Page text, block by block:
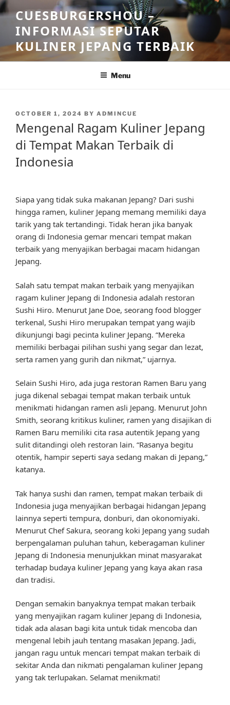
Skip
to
content
CUESBURGERSHOU –
INFORMASI SEPUTAR
KULINER JEPANG TERBAIK
Menu
POSTED
OCTOBER 1, 2024 BY ADMINCUE
Mengenal Ragam Kuliner Jepang
di Tempat Makan Terbaik di
Indonesia
Siapa yang tidak suka makanan Jepang? Dari sushi
hingga ramen, kuliner Jepang memang memiliki daya
tarik yang tak tertandingi. Tidak heran jika banyak
orang di Indonesia gemar mencari tempat makan
terbaik yang menyajikan berbagai macam hidangan
Jepang.
Salah satu tempat makan terbaik yang menyajikan
ragam kuliner Jepang di Indonesia adalah restoran
Sushi Hiro. Menurut Jane Doe, seorang food blogger
terkenal, Sushi Hiro merupakan tempat yang wajib
dikunjungi bagi pecinta kuliner Jepang. “Mereka
memiliki berbagai pilihan sushi yang segar dan lezat,
serta ramen yang gurih dan nikmat,” ujarnya.
Selain Sushi Hiro, ada juga restoran Ramen Baru yang
juga dikenal sebagai tempat makan terbaik untuk
menikmati hidangan ramen asli Jepang. Menurut John
Smith, seorang kritikus kuliner, ramen yang disajikan di
Ramen Baru memiliki cita rasa autentik Jepang yang
sulit ditandingi oleh restoran lain. “Rasanya begitu
otentik, hampir seperti saya sedang makan di Jepang,”
katanya.
Tak hanya sushi dan ramen, tempat makan terbaik di
Indonesia juga menyajikan berbagai hidangan Jepang
lainnya seperti tempura, donburi, dan okonomiyaki.
Menurut Chef Sakura, seorang koki Jepang yang sudah
berpengalaman puluhan tahun, keberagaman kuliner
Jepang di Indonesia menunjukkan minat masyarakat
terhadap budaya kuliner Jepang yang kaya akan rasa
dan tradisi.
Dengan semakin banyaknya tempat makan terbaik
yang menyajikan ragam kuliner Jepang di Indonesia,
tidak ada alasan bagi kita untuk tidak mencoba dan
mengenal lebih jauh tentang masakan Jepang. Jadi,
jangan ragu untuk mencari tempat makan terbaik di
sekitar Anda dan nikmati pengalaman kuliner Jepang
yang tak terlupakan. Selamat menikmati!